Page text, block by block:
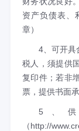
资产负债表、
章）
4、可开具合
税人，须提供
复印件；若非
票，提供书面
5、供
（http://